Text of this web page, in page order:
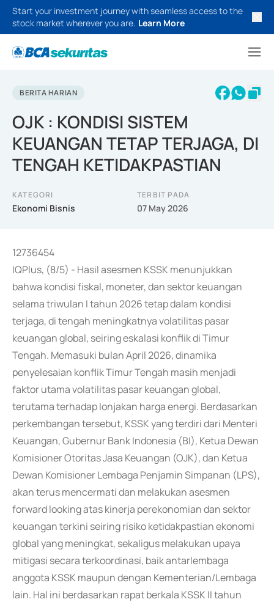
Start your investment journey with seamless access to the
stock market wherever you are. Learn More
BERITA HARIAN
OJK : KONDISI SISTEM
KEUANGAN TETAP TERJAGA, DI
TENGAH KETIDAKPASTIAN
KATEGORI
Ekonomi Bisnis
TERBIT PADA
07 May 2026
12736454
IQPlus, (8/5) - Hasil asesmen KSSK menunjukkan
bahwa kondisi fiskal, moneter, dan sektor keuangan
selama triwulan I tahun 2026 tetap dalam kondisi
terjaga, di tengah meningkatnya volatilitas pasar
keuangan global, seiring eskalasi konflik di Timur
Tengah. Memasuki bulan April 2026, dinamika
penyelesaian konflik Timur Tengah masih menjadi
faktor utama volatilitas pasar keuangan global,
terutama terhadap lonjakan harga energi. Berdasarkan
perkembangan tersebut, KSSK yang terdiri dari Menteri
Keuangan, Gubernur Bank Indonesia (BI), Ketua Dewan
Komisioner Otoritas Jasa Keuangan (OJK), dan Ketua
Dewan Komisioner Lembaga Penjamin Simpanan (LPS),
akan terus mencermati dan melakukan asesmen
forward looking atas kinerja perekonomian dan sektor
keuangan terkini seiring risiko ketidakpastian ekonomi
global yang meningkat, sekaligus melakukan upaya
mitigasi secara terkoordinasi, baik antarlembaga
anggota KSSK maupun dengan Kementerian/Lembaga
lain. Hal ini berdasarkan rapat berkala KSSK II tahun